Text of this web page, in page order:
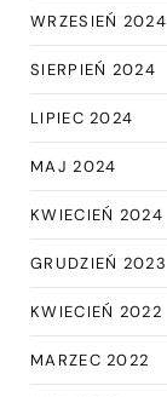
WRZESIEŃ 2024
SIERPIEŃ 2024
LIPIEC 2024
MAJ 2024
KWIECIEŃ 2024
GRUDZIEŃ 2023
KWIECIEŃ 2022
MARZEC 2022